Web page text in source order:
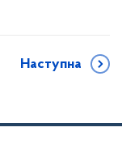
Наступна